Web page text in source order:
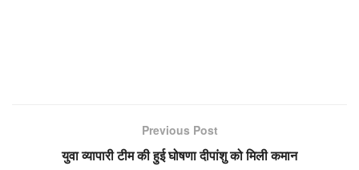
Previous Post
युवा व्यापारी टीम की हुई घोषणा दीपांशु को मिली कमान